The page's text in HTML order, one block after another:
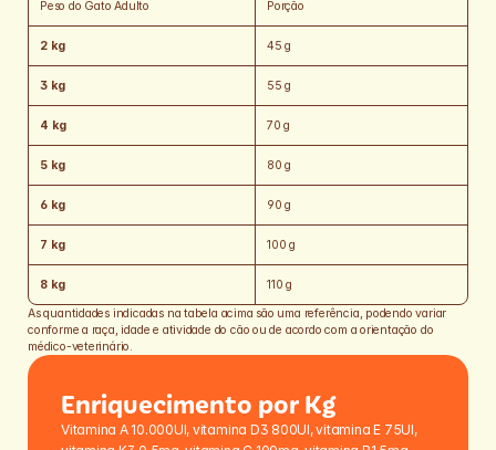
Peso do Gato Adulto
Porção
2 kg 45 g
3 kg 55 g
4 kg 70 g
5 kg 80 g
6 kg 90 g
7 kg 100 g
8 kg
110 g
As quantidades indicadas na tabela acima são uma referência, podendo variar
conforme a raça, idade e atividade do cão ou de acordo com a orientação do
médico-veterinário.
Enriquecimento por Kg
Vitamina A 10.000UI, vitamina D3 800UI, vitamina E 75UI,